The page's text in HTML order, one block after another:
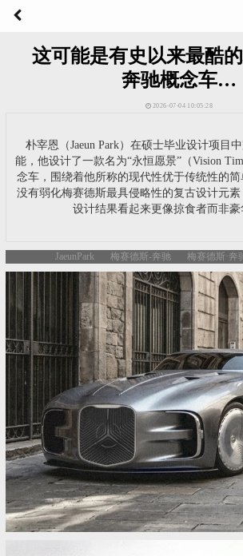
这可能是有史以来最酷
奔驰概念车…
2026-07-04 10:05:28
朴宰恩（Jaeun Park）在硕士毕业设计项目
能，他设计了一款名为“永恒愿景”（Vision
念车，围绕着他所称的现代性优于传统性的
没有弱化梅赛德斯最具侵略性的复古设计元
设计结果看起来更像掠食者而非豪
JaeunPark 梅赛德斯-奔驰 梅赛德斯·奔